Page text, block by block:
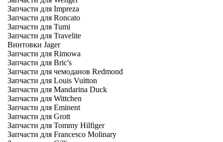
Запчасти для Impreza
Запчасти для Roncato
Запчасти для Tumi
Запчасти для Travelite
Винтовки Jager
Запчасти для Rimowa
Запчасти для Bric's
Запчасти для чемоданов Redmond
Запчасти для Louis Vuitton
Запчасти для Mandarina Duck
Запчасти для Wittchen
Запчасти для Eminent
Запчасти для Grott
Запчасти для Tommy Hilfiger
Запчасти для Francesco Molinary